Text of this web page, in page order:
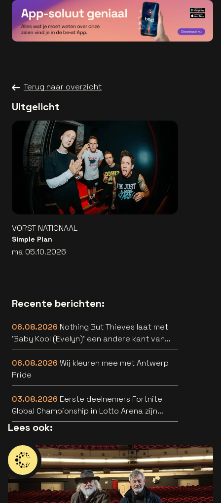
Terug naar overzicht
Uitgelicht
VORST NATIONAAL
Simple Plan
ma 05.10.2026
Recente berichten:
06.08.2026 Nothing But Thieves laat met
'Baby Kool (Evelyn)' een andere kant van
zich horen [video]
06.08.2026 Wij kleuren mee met Antwerp
Pride
03.08.2026 Eerste deelnemers Fortnite
Global Championship in Lotto Arena zijn
bekend
Lees ook: